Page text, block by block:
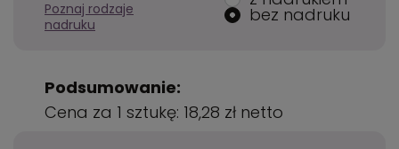
Poznaj rodzaje
nadruku
bez nadruku
Podsumowanie:
Cena za 1 sztukę: 18,28 zł netto